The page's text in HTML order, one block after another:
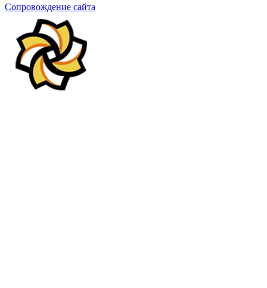
Сопровождение сайта